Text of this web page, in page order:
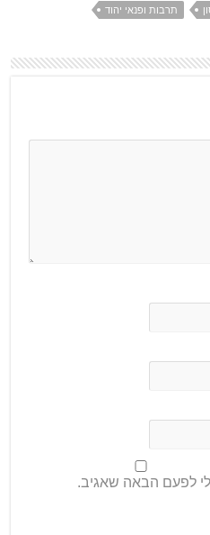
תרבות ופנאי יהוד
לפעם הבאה שאגיב.